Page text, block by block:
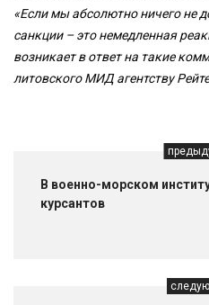
«Если мы абсолютно ничего не
санкции – это немедленная
возникает в ответ на такие
литовского МИД агентству
В военно-морском
курсантов